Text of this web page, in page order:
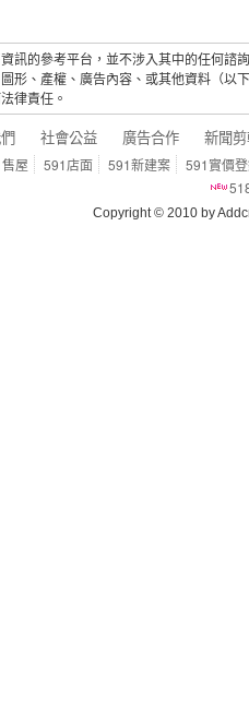
訊的參考平台，並不涉入其中的任何
形、產權、廣告內容、或其他資料（
律責任。
社會公益 廣告合作 新聞
屋 591店面 591新建案
591實價
Copyright © 2010 by